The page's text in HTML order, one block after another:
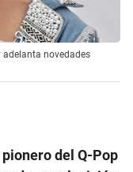
adelanta novedades
del Q-Pop